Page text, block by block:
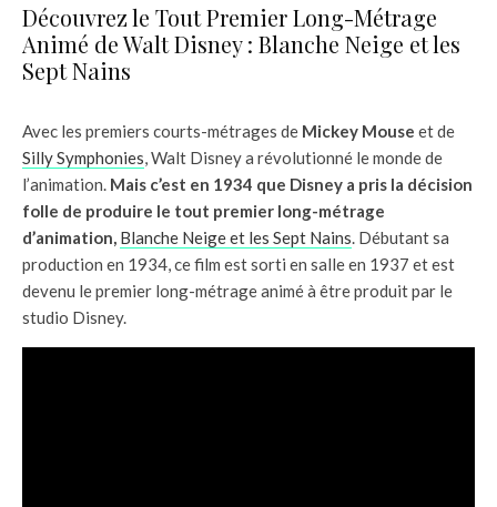
Découvrez le Tout Premier Long-Métrage
Animé de Walt Disney : Blanche Neige et les
Sept Nains
Avec les premiers courts-métrages de Mickey Mouse et de
Silly Symphonies, Walt Disney a révolutionné le monde de
l’animation. Mais c’est en 1934 que Disney a pris la décision
folle de produire le tout premier long-métrage
d’animation, Blanche Neige et les Sept Nains. Débutant sa
production en 1934, ce film est sorti en salle en 1937 et est
devenu le premier long-métrage animé à être produit par le
studio Disney.